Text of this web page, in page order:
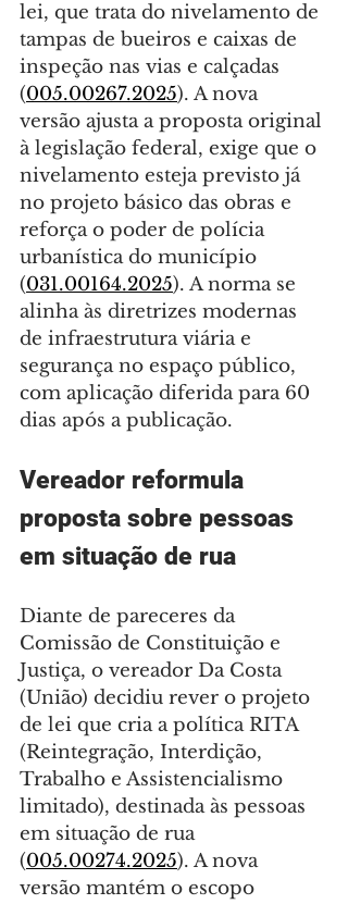
lei, que trata do nivelamento de
tampas de bueiros e caixas de
inspeção nas vias e calçadas
(005.00267.2025). A nova
versão ajusta a proposta original
à legislação federal, exige que o
nivelamento esteja previsto já
no projeto básico das obras e
reforça o poder de polícia
urbanística do município
(031.00164.2025). A norma se
alinha às diretrizes modernas
de infraestrutura viária e
segurança no espaço público,
com aplicação diferida para 60
dias após a publicação.
Vereador reformula
proposta sobre pessoas
em situação de rua
Diante de pareceres da
Comissão de Constituição e
Justiça, o vereador Da Costa
(União) decidiu rever o projeto
de lei que cria a política RITA
(Reintegração, Interdição,
Trabalho e Assistencialismo
limitado), destinada às pessoas
em situação de rua
(005.00274.2025). A nova
versão mantém o escopo